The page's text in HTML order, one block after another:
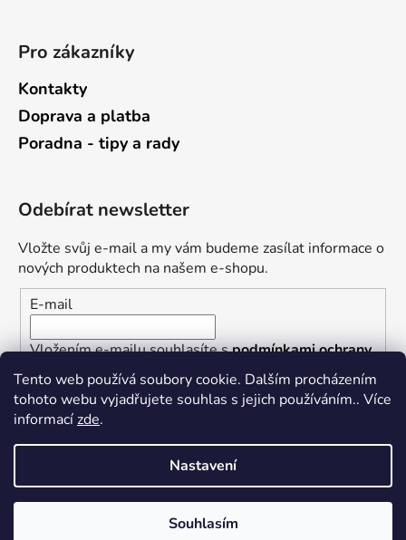
Tento web používá soubory cookie. Dalším procházením
tohoto webu vyjadřujete souhlas s jejich používáním.. Více
informacízde.
Nastavení
Souhlasím
Pro zákazníky
Kontakty
Doprava a platba
Poradna - tipy a rady
Odebírat newsletter
Vložte svůj e-mail a my vám budeme zasílat informace o
nových produktech na našem e-shopu.
E-mail
Vložením e-mailu souhlasíte spodmínkami ochrany
osobních údajů
PŘIHLÁSIT SE
Vytvořil Shoptet
Železářství U Rotta